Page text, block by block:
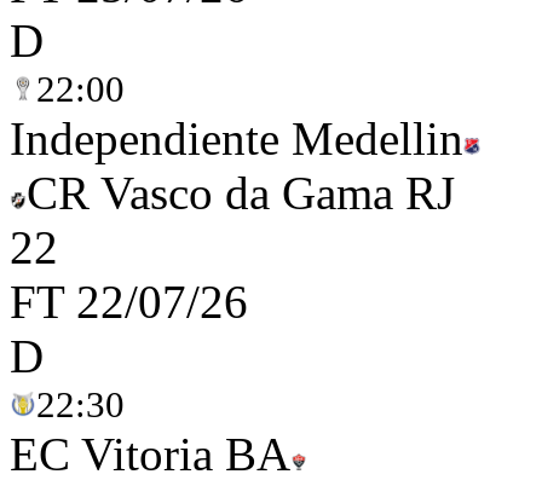
D
22:00
Independiente Medellin
CR Vasco da Gama RJ
22
FT 22/07/26
D
22:30
EC Vitoria BA